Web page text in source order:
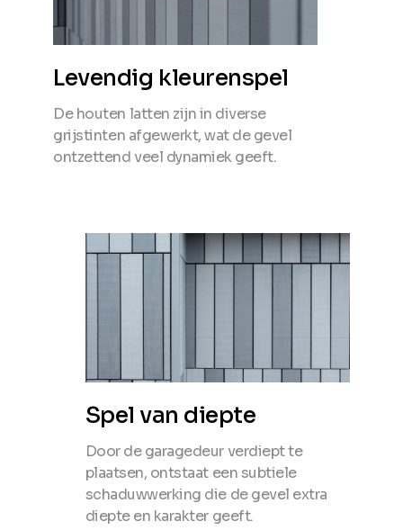
Levendig kleurenspel
De houten latten zijn in diverse
grijstinten afgewerkt, wat de gevel
ontzettend veel dynamiek geeft.
Spel van diepte
Door de garagedeur verdiept te
plaatsen, ontstaat een subtiele
schaduwwerking die de gevel extra
diepte en karakter geeft.